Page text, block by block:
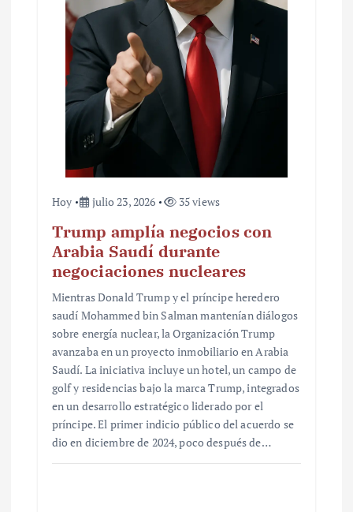
Hoy julio 23, 2026 35 views
Trump amplía negocios con
Arabia Saudí durante
negociaciones nucleares
Mientras Donald Trump y el príncipe heredero
saudí Mohammed bin Salman mantenían diálogos
sobre energía nuclear, la Organización Trump
avanzaba en un proyecto inmobiliario en Arabia
Saudí. La iniciativa incluye un hotel, un campo de
golf y residencias bajo la marca Trump, integrados
en un desarrollo estratégico liderado por el
príncipe. El primer indicio público del acuerdo se
dio en diciembre de 2024, poco después de…